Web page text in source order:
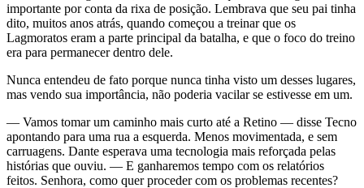
importante por conta da rixa de posição. Lembrava que seu pai tinha
dito, muitos anos atrás, quando começou a treinar que os
Lagmoratos eram a parte principal da batalha, e que o foco do treino
era para permanecer dentro dele.
Nunca entendeu de fato porque nunca tinha visto um desses lugares,
mas vendo sua importância, não poderia vacilar se estivesse em um.
— Vamos tomar um caminho mais curto até a Retino — disse Tecno
apontando para uma rua a esquerda. Menos movimentada, e sem
carruagens. Dante esperava uma tecnologia mais reforçada pelas
histórias que ouviu. — E ganharemos tempo com os relatórios
feitos. Senhora, como quer proceder com os problemas recentes?